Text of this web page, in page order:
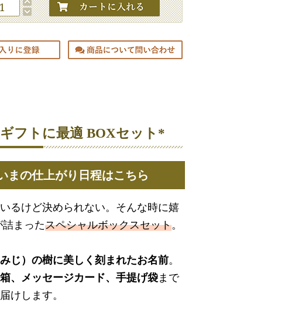
フトに最適 BOXセット*
まの仕上がり日程はこちら
るけど決められない。そんな時に嬉
詰まったスペシャルボックスセット。
じ）の樹に美しく刻まれたお名前。
、メッセージカード、手提げ袋まで
けします。